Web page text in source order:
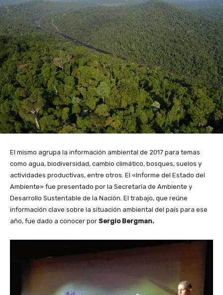
El mismo agrupa la información ambiental de 2017 para temas
como agua, biodiversidad, cambio climático, bosques, suelos y
actividades productivas, entre otros. El «Informe del Estado del
Ambiente» fue presentado por la Secretaría de Ambiente y
Desarrollo Sustentable de la Nación. El trabajo, que reúne
información clave sobre la situación ambiental del país para ese
año, fue dado a conocer por Sergio Bergman.